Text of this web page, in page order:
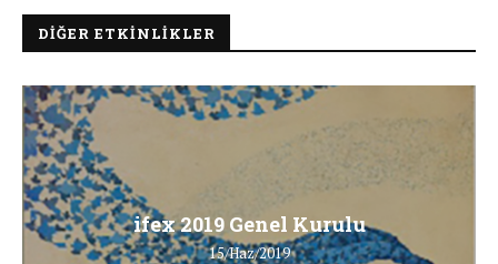
DIĞER ETKINLIKLER
ifex 2019 Genel Kurulu
15/Haz/2019